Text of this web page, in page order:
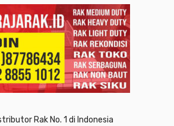
Rak No. 1 di Indonesia